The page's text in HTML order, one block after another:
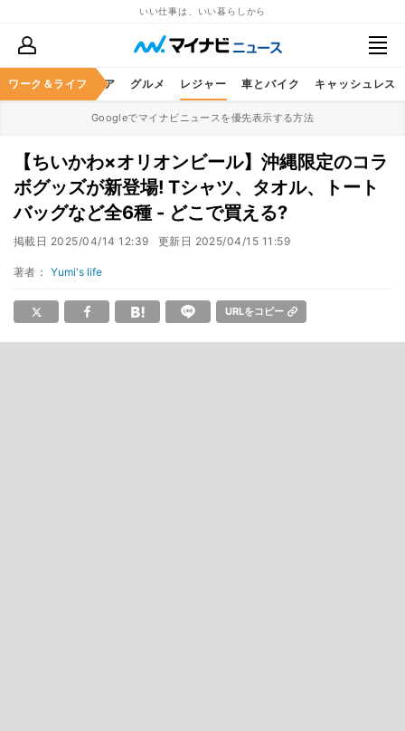
いい仕事は、いい暮らしから
ワーク＆ライフ
暮らし ヘルスケア グルメ レジャー 車とバイク キャッシュレス
Googleでマイナビニュースを優先表示する方法
【ちいかわ×オリオンビール】沖縄限定のコラ
ボグッズが新登場! Tシャツ、タオル、トート
バッグなど全6種 - どこで買える?
掲載日 2025/04/14 12:39 更新日 2025/04/15 11:59
著者： Yumi's life
URLをコピー